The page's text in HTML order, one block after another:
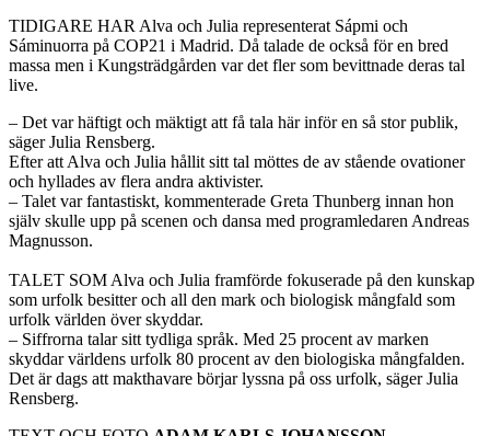
TIDIGARE HAR Alva och Julia representerat Sápmi och
Sáminuorra på COP21 i Madrid. Då talade de också för en bred
massa men i Kungsträdgården var det fler som bevittnade deras tal
live.
– Det var häftigt och mäktigt att få tala här inför en så stor publik,
säger Julia Rensberg.
Efter att Alva och Julia hållit sitt tal möttes de av stående ovationer
och hyllades av flera andra aktivister.
– Talet var fantastiskt, kommenterade Greta Thunberg innan hon
själv skulle upp på scenen och dansa med programledaren Andreas
Magnusson.
TALET SOM Alva och Julia framförde fokuserade på den kunskap
som urfolk besitter och all den mark och biologisk mångfald som
urfolk världen över skyddar.
– Siffrorna talar sitt tydliga språk. Med 25 procent av marken
skyddar världens urfolk 80 procent av den biologiska mångfalden.
Det är dags att makthavare börjar lyssna på oss urfolk, säger Julia
Rensberg.